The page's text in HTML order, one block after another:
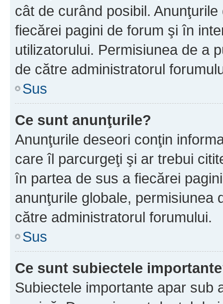
cât de curând posibil.
fiecărei pagini de forum şi în
utilizatorului. Permisiunea de a
de către administratorul
Sus
Ce sunt anunţurile?
Anunţurile deseori conţin
care îl parcurgeţi şi ar trebui
în partea de sus a fiecărei
anunţurile globale, permisiunea
către administratorul forumului.
Sus
Ce sunt subiectele
Subiectele importante apar sub